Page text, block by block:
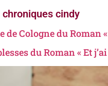
cindy
de Cologne du
du Roman « Et